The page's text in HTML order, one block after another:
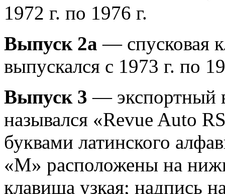
1972 г. по 1976 г.
Выпуск 2а — спусковая
выпускался с 1973 г. по
Выпуск 3 — экспортный
назывался «Revue Auto
буквами латинского
«М» расположены на
клавиша узкая; надпись